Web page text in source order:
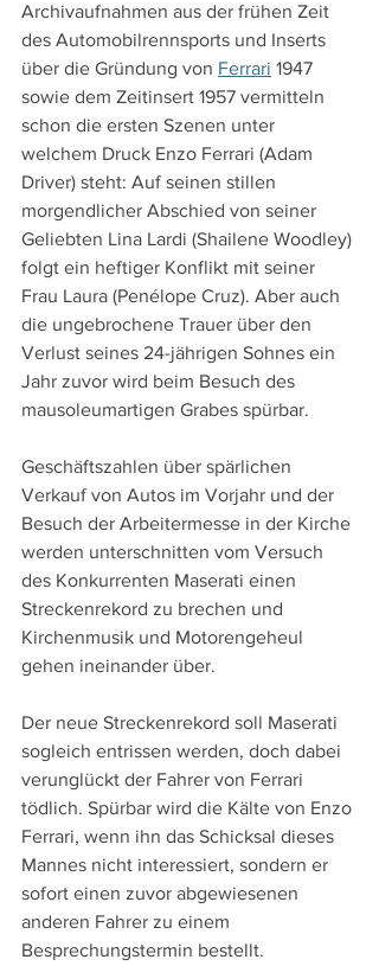
Archivaufnahmen aus der frühen Zeit
des Automobilrennsports und Inserts
über die Gründung von Ferrari 1947
sowie dem Zeitinsert 1957 vermitteln
schon die ersten Szenen unter
welchem Druck Enzo Ferrari (Adam
Driver) steht: Auf seinen stillen
morgendlicher Abschied von seiner
Geliebten Lina Lardi (Shailene Woodley)
folgt ein heftiger Konflikt mit seiner
Frau Laura (Penélope Cruz). Aber auch
die ungebrochene Trauer über den
Verlust seines 24-jährigen Sohnes ein
Jahr zuvor wird beim Besuch des
mausoleumartigen Grabes spürbar.
Geschäftszahlen über spärlichen
Verkauf von Autos im Vorjahr und der
Besuch der Arbeitermesse in der Kirche
werden unterschnitten vom Versuch
des Konkurrenten Maserati einen
Streckenrekord zu brechen und
Kirchenmusik und Motorengeheul
gehen ineinander über.
Der neue Streckenrekord soll Maserati
sogleich entrissen werden, doch dabei
verunglückt der Fahrer von Ferrari
tödlich. Spürbar wird die Kälte von Enzo
Ferrari, wenn ihn das Schicksal dieses
Mannes nicht interessiert, sondern er
sofort einen zuvor abgewiesenen
anderen Fahrer zu einem
Besprechungstermin bestellt.